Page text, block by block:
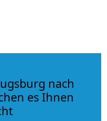
nach
es Ihnen